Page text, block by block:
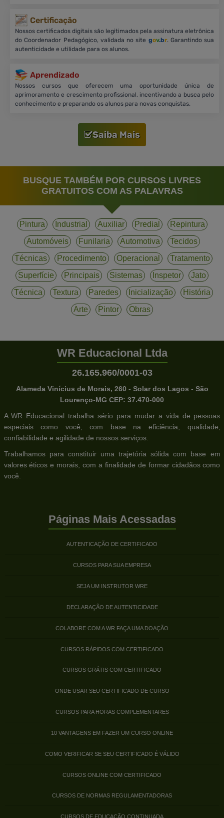
Certificação
Nossos certificados digitais são legitimados pela assinatura eletrônica
do Coordenador Pedagógico, validada no site gov.br. Garantindo sua
autenticidade e utilidade para os alunos.
Aprendizado
Nossos cursos que oferecem uma oportunidade única de
aprimoramento e crescimento profissional, incentivando a busca pelo
conhecimento e preparando os alunos para novas conquistas.
Saiba Mais
BUSQUE TAMBÉM POR CURSOS LIVRES
GRATUITOS COM AS PALAVRAS
Pintura Industrial Auxiliar Predial
Repintura
Automóveis
Funilaria Automotiva
Tecidos
Técnicas
Procedimento Operacional
Tratamento
Superfície
Principais Sistemas Inspetor
Jato
Técnica
Textura Paredes Inicialização
História
Arte
Pintor Obras
WR Educacional Ltda
26.165.960/0001-03
Alameda Vinícius de Morais, 260 - Solar dos Lagos - São
Lourenço-MG CEP: 37.470-000
A WR Educacional trabalha sério para mudar a vida de pessoas
especiais como você, com base na eficiência, qualidade,
confiabilidade e agilidade de nossos serviços.
Trabalhamos para constituir uma trajetória sólida com base em
valores éticos e morais, com a finalidade de formar cidadãos como
você.
Páginas Mais Acessadas
AUTENTICAÇÃO DE CERTIFICADO
CURSOS PARA SUA EMPRESA
SEJA UM INSTRUTOR WRE
DECLARAÇÃO DE AUTENTICIDADE
COLABORE COM A WR FAÇA UMA DOAÇÃO
CURSOS RÁPIDOS COM CERTIFICADO
CURSOS GRÁTIS COM CERTIFICADO
ONDE USAR SEU CERTIFICADO DE CURSO
CURSOS PARA HORAS COMPLEMENTARES
10 VANTAGENS EM FAZER UM CURSO ONLINE
COMO VERIFICAR SE SEU CERTIFICADO É VÁLIDO
CURSOS ONLINE COM CERTIFICADO
CURSOS DE NORMAS REGULAMENTADORAS
CURSOS DE EDUCAÇÃO CONTINUADA